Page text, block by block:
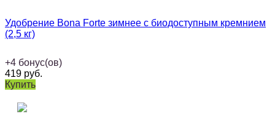
Удобрение Bona Forte зимнее с биодоступным кремнием
(2,5 кг)
+4 бонус(ов)
419 руб.
Купить